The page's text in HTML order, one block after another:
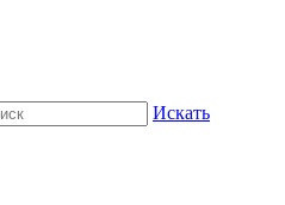
Искать